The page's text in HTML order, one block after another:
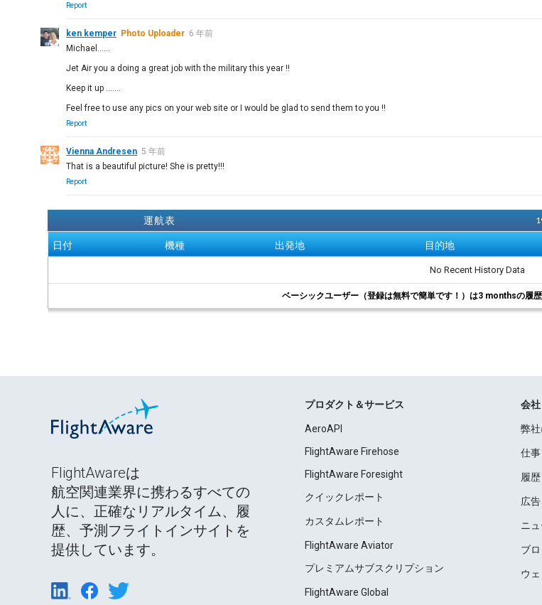
Report
ken kemper Photo Uploader 6 年前
Michael......
Jet Air you a doing a great job with the military this year !!
Keep it up .......
Feel free to use any pics on your web site or I would be glad to send them to you !!
Report
Vienna Andresen 5 年前
That is a beautiful picture! She is pretty!!!
Report
運航表
日付 機種 出発地 目的地
No Recent History Data
ベーシックユーザー（登録は無料で簡単です！）は3 monthsの履
FlightAwareは
航空関連業界に携わるすべての
人に、正確なリアルタイム、履
歴、予測フライトインサイトを
提供しています。
プロダクト＆サービス
AeroAPI
FlightAware Firehose
FlightAware Foresight
クイックレポート
カスタムレポート
FlightAware Aviator
プレミアムサブスクリプション
FlightAware Global
会社
弊
仕事
履歴
広
ニ
ブ
ウ